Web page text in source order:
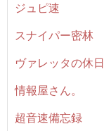
ジュピ速
スナイパー密林
ヴァレッタの休日
情報屋さん。
超音速備忘録